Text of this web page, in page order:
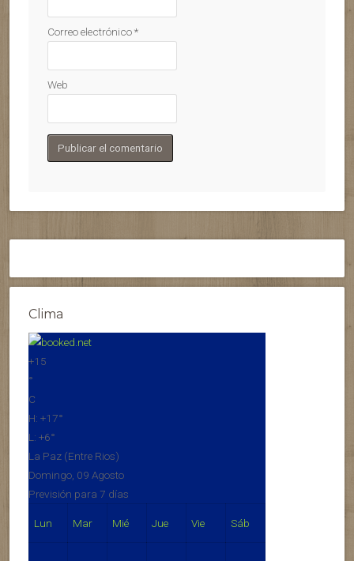
Correo electrónico*
Web
Clima
+15
°
C
H: +17°
L: +6°
La Paz (Entre Rios)
Domingo, 09 Agosto
Previsión para 7 días
Lun Mar Mié Jue Vie Sáb